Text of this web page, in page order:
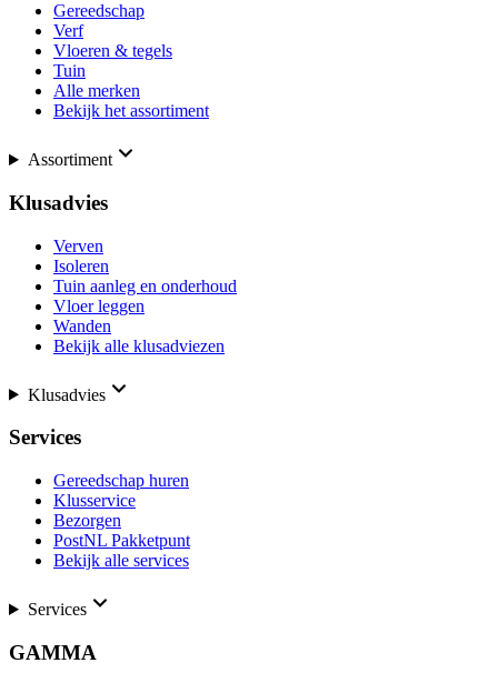
Gereedschap
Verf
Vloeren & tegels
Tuin
Alle merken
Bekijk het assortiment
Assortiment
Klusadvies
Verven
Isoleren
Tuin aanleg en onderhoud
Vloer leggen
Wanden
Bekijk alle klusadviezen
Klusadvies
Services
Gereedschap huren
Klusservice
Bezorgen
PostNL Pakketpunt
Bekijk alle services
Services
GAMMA